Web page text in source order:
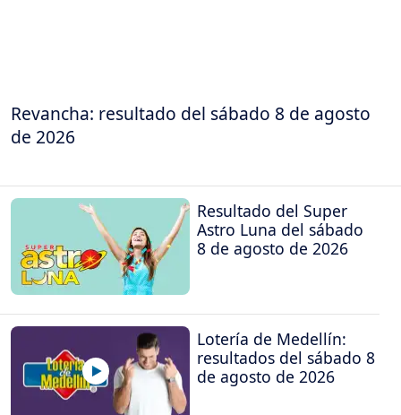
Revancha: resultado del sábado 8 de agosto
de 2026
Resultado del Super
Astro Luna del sábado
8 de agosto de 2026
Lotería de Medellín:
resultados del sábado 8
de agosto de 2026